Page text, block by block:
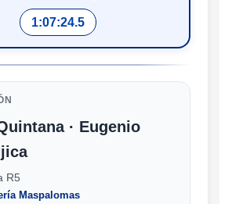
1:07:24.5
· Eugenio
R5
Maspalomas